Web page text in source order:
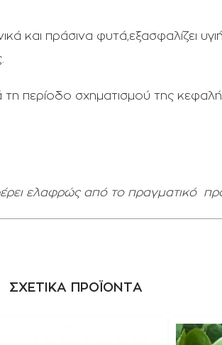
και πράσινα φυτά,εξασφαλίζει
περίοδο σχηματισμού της
ελαφρώς από το πραγματικό
ΣΧΕΤΙΚΑ ΠΡΟΪΟΝΤΑ